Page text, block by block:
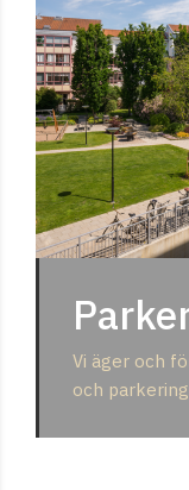
Vi äger och
och